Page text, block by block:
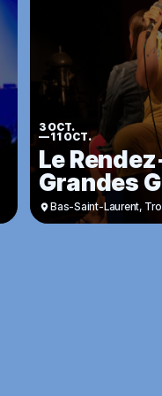
3 OCT.
—11 OCT.
Le
Grandes
Bas-Saint-Laurent,